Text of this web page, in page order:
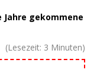
Jahre gekommene
(Lesezeit: 3 Minuten)